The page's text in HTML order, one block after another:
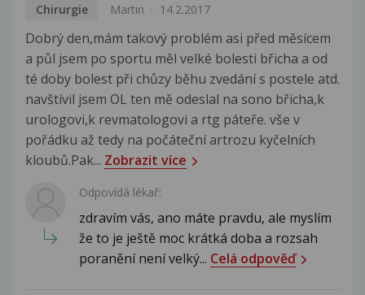
Chirurgie Martin 14.2.2017
Dobrý den,mám takový problém asi před měsícem
a půl jsem po sportu měl velké bolesti břicha a od
té doby bolest při chůzy běhu zvedání s postele atd.
navštívil jsem OL ten mě odeslal na sono břicha,k
urologovi,k revmatologovi a rtg páteře. vše v
pořádku až tedy na počáteční artrozu kyčelních
kloubů.Pak... Zobrazit více
Odpovídá lékař:
zdravím vás, ano máte pravdu, ale myslím
že to je ještě moc krátká doba a rozsah
poranění není velký... Celá odpověď